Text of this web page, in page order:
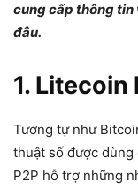
cung cấp thông tin
đâu.
1. Litecoin
Tương tự như
thuật số được dùng
P2P hỗ trợ những